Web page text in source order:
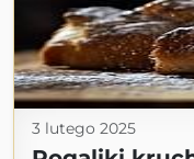
3 lutego 2025